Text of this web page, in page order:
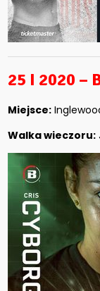
25 I 2020 –
Miejsce:
Walka wieczoru: